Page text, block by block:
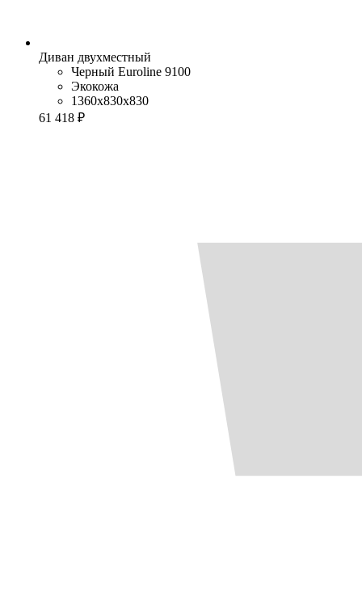
Диван двухместный
Черный Euroline 9100
Экокожа
1360x830x830
61 418 ₽